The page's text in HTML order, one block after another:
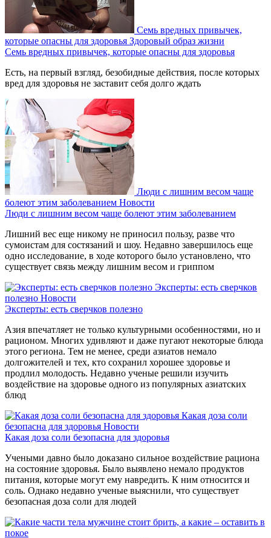
Семь вредных привычек,
которые опасны для здоровья Здоровый образ жизни
Семь вредных привычек, которые опасны для здоровья
Есть, на первый взгляд, безобидные действия, после которых
вред для здоровья не заставит себя долго ждать
Люди с лишним весом чаще
болеют этим заболеванием Новости
Люди с лишним весом чаще болеют этим заболеванием
Лишний вес еще никому не приносил пользу, разве что
сумоистам для состязаний и шоу. Недавно завершилось еще
одно исследование, в ходе которого было установлено, что
существует связь между лишним весом и гриппом
Эксперты: есть сверчков
полезно Новости
Эксперты: есть сверчков полезно
Азия впечатляет не только культурными особенностями, но и
рационом. Многих удивляют и даже пугают некоторые блюда
этого региона. Тем не менее, среди азиатов немало
долгожителей и тех, кто сохранил хорошее здоровье и
продлил молодость. Недавно ученые решили изучить
воздействие на здоровье одного из популярных азиатских
блюд
Какая доза соли
безопасна для здоровья Новости
Какая доза соли безопасна для здоровья
Учеными давно было доказано сильное воздействие рациона
на состояние здоровья. Было выявлено немало продуктов
питания, которые могут ему навредить. К ним относится и
соль. Однако недавно ученые выяснили, что существует
безопасная доза соли для людей